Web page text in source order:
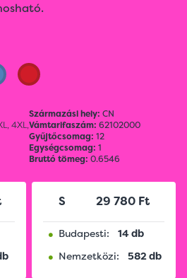
4XL,
Származási hely: CN
Vámtarifaszám: 62102000
Gyűjtőcsomag: 12
Egységcsomag: 1
Bruttó tömeg: 0.6546
S 29 780 Ft
• Budapesti: 14 db
• Nemzetközi: 582 db